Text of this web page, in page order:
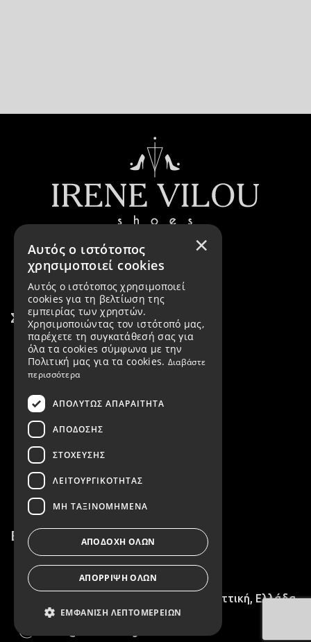
ΑΡ. ΓΕΜΗ 161552303000
Σύνδεσμοι
Τρόποι πληρωμής
Τρόποι αποστολής
Αλλαγές / Επιστροφές
Εταιρεία
Όροι χρήσης
Πολιτική Απορρήτου & GDPR
Επικοινωνία
2102716758
28ης Οκτωβρίου 15, Νέα Ιωνία, Αττική, Ελλάδα
×
Αυτός ο ιστότοπος
χρησιμοποιεί cookies
Αυτός ο ιστότοπος χρησιμοποιεί
cookies για τη βελτίωση της
εμπειρίας των χρηστών.
Χρησιμοποιώντας τον ιστότοπό μας,
παρέχετε τη συγκατάθεσή σας για
όλα τα cookies σύμφωνα με την
Πολιτική μας για τα cookies. Διαβάστε
περισσότερα
ΑΠΟΛΎΤΩΣ ΑΠΑΡΑΊΤΗΤΑ
ΑΠΌΔΟΣΗΣ
ΣΤΌΧΕΥΣΗΣ
ΛΕΙΤΟΥΡΓΙΚΌΤΗΤΑΣ
ΜΗ ΤΑΞΙΝΟΜΗΜΈΝΑ
ΑΠΟΔΟΧΉ ΌΛΩΝ
ΑΠΌΡΡΙΨΗ ΌΛΩΝ
ΕΜΦΆΝΙΣΗ ΛΕΠΤΟΜΕΡΕΙΏΝ